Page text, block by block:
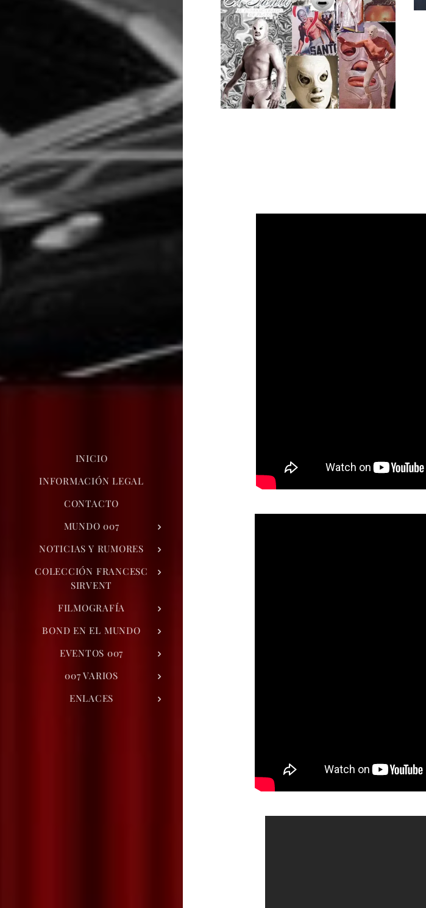
INICIO
INFORMACIÓN LEGAL
CONTACTO
MUNDO 007
NOTICIAS Y RUMORES
COLECCIÓN FRANCESC
SIRVENT
FILMOGRAFÍA
BOND EN EL MUNDO
EVENTOS 007
007 VARIOS
ENLACES